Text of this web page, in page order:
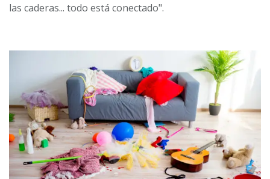
las caderas... todo está conectado".